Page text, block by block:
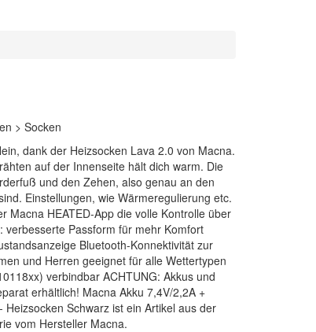
> Socken
dank der Heizsocken Lava 2.0 von Macna.
auf der Innenseite hält dich warm. Die
und den Zehen, also genau an den
Einstellungen, wie Wärmeregulierung etc.
Macna HEATED-App die volle Kontrolle über
Passform für mehr Komfort
Bluetooth-Konnektivität zur
und Herren geeignet für alle Wettertypen
verbindbar ACHTUNG: Akkus und
erhältlich! Macna Akku 7,4V/2,2A +
Schwarz ist ein Artikel aus der
vom Hersteller Macna.